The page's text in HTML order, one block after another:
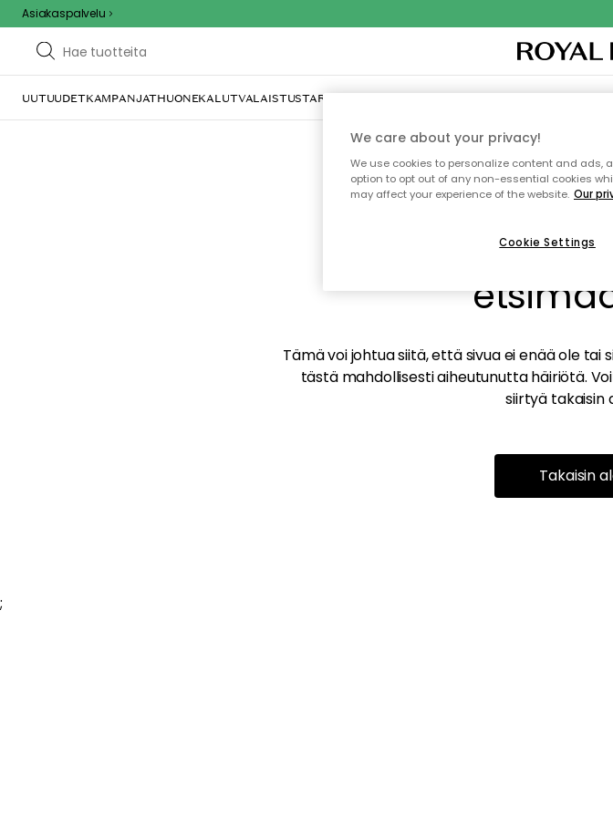
Asiakaspalvelu
UUTUUDETKAMPANJATHUONEKALUTVALAISTUSTARJOILU JA KATTAUSSISUSTUSTEKSTIILIT & MATOT
Emme
Tämä voi johtua siitä, että sivua ei enää ole
tästä mahdollisesti aiheutunutta häiriötä.
siirtyä takaisin
Takaisin
;
We care about your privacy!
We use cookies to personalize content and ads,
option to opt out of any non-essential cookies
may affect your experience of the website. Our
Cookie Settings